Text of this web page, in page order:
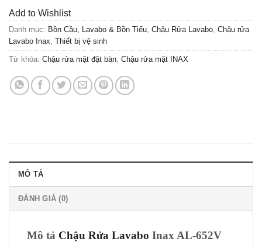
Add to Wishlist
Danh mục: Bồn Cầu, Lavabo & Bồn Tiểu, Chậu Rửa Lavabo, Chậu rửa
Lavabo Inax, Thiết bị vệ sinh
Từ khóa: Chậu rửa mặt đặt bàn, Chậu rửa mặt INAX
MÔ TẢ
ĐÁNH GIÁ (0)
Mô tả Chậu Rửa Lavabo Inax AL-652V